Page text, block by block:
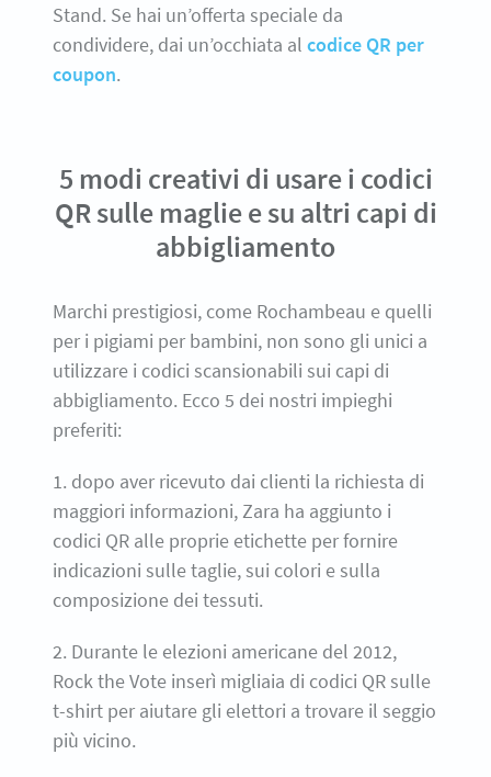
Stand. Se hai un’offerta speciale da
condividere, dai un’occhiata al codice QR per
coupon.
5 modi creativi di usare i codici
QR sulle maglie e su altri capi di
abbigliamento
Marchi prestigiosi, come Rochambeau e quelli
per i pigiami per bambini, non sono gli unici a
utilizzare i codici scansionabili sui capi di
abbigliamento. Ecco 5 dei nostri impieghi
preferiti:
1. dopo aver ricevuto dai clienti la richiesta di
maggiori informazioni, Zara ha aggiunto i
codici QR alle proprie etichette per fornire
indicazioni sulle taglie, sui colori e sulla
composizione dei tessuti.
2. Durante le elezioni americane del 2012,
Rock the Vote inserì migliaia di codici QR sulle
t-shirt per aiutare gli elettori a trovare il seggio
più vicino.